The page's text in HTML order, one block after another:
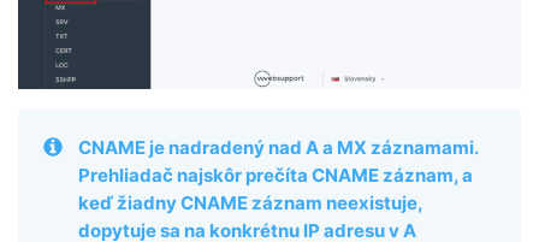
CNAME je nadradený nad A a MX záznamami.
Prehliadač najskôr prečíta CNAME záznam, a
keď žiadny CNAME záznam neexistuje,
dopytuje sa na konkrétnu IP adresu v A